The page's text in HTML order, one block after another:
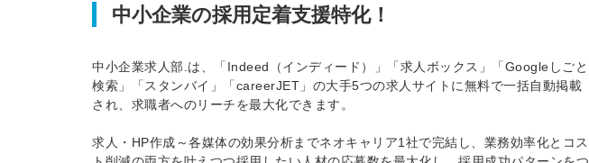
中小企業の採用定着支援特化！
中小企業求人部.は、「Indeed（インディード）」「求人ボックス」「Googleしごと
検索」「スタンバイ」「careerJET」の大手5つの求人サイトに無料で一括自動掲載
され、求職者へのリーチを最大化できます。
求人・HP作成～各媒体の効果分析までネオキャリア1社で完結し、業務効率化とコス